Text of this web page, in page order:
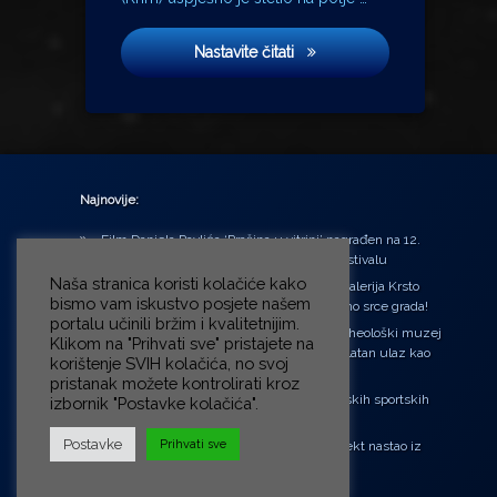
Nastavite čitatiZona sumraka
Najnovije:
Film Daniela Pavlića ‘Prašina u vitrini’ nagrađen na 12.
Green Montenegro International Film Festivalu
U središtu Petrinje otvorena obnovljena Galerija Krsto
Hegedušić: Kultura vraćena kući, u samo srce grada!
Od petka do nedjelje (31.7. – 2.8.2026.) Arheološki muzej
u Zagrebu otvara vrata građanima: Besplatan ulaz kao
zaklon od toplinskog vala
‘Ni med cvetjem ni pravice’ na Aleji hrvatskih sportskih
“Rubikova kocka – složi svoju priču”, projekt nastao iz
potrebe da se čuje glas djece!
Naša stranica koristi kolačiće kako
bismo vam iskustvo posjete našem
portalu učinili bržim i kvalitetnijim.
Klikom na "Prihvati sve" pristajete na
korištenje SVIH kolačića, no svoj
pristanak možete kontrolirati kroz
izbornik "Postavke kolačića".
Postavke Prihvati sve